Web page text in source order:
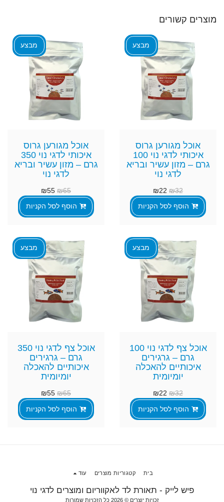
מוצרים קשורים
מבצע
אוכל מגורען גרוס
איכותי לדגי נוי 100
גרם – מזון עשיר ובריא
לדגי נוי
₪32
₪22
הוסף לסל הקניות
מבצע
אוכל מגורען גרוס
איכותי לדגי נוי 350
גרם – מזון עשיר ובריא
לדגי נוי
₪65
₪55
הוסף לסל הקניות
מבצע
אוכל צף לדגי נוי 100
גרם – גרגירים
איכותיים להאכלה
יומיומית
₪32
₪22
הוסף לסל הקניות
מבצע
אוכל צף לדגי נוי 350
גרם – גרגירים
איכותיים להאכלה
יומיומית
₪65
₪55
הוסף לסל הקניות
פיש לייק - תאורת לד לאקווריום ומוצרים לדגי נוי
זכויות יוצרים © 2026 כל הזכויות שמורות
בית קטגוריות מוצרים עוד